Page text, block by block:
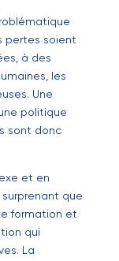
pertes soient
à des
les
Une
politique
sont donc
et en
que
formation et
qui
La